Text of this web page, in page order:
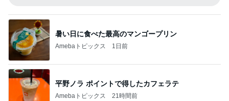
暑い日に食べた最高のマンゴープリン
Amebaトピックス 1日前
平野ノラ ポイントで得したカフェラテ
Amebaトピックス 21時間前